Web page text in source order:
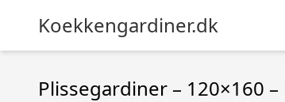
Koekkengardiner.dk
Plissegardiner – 120×160